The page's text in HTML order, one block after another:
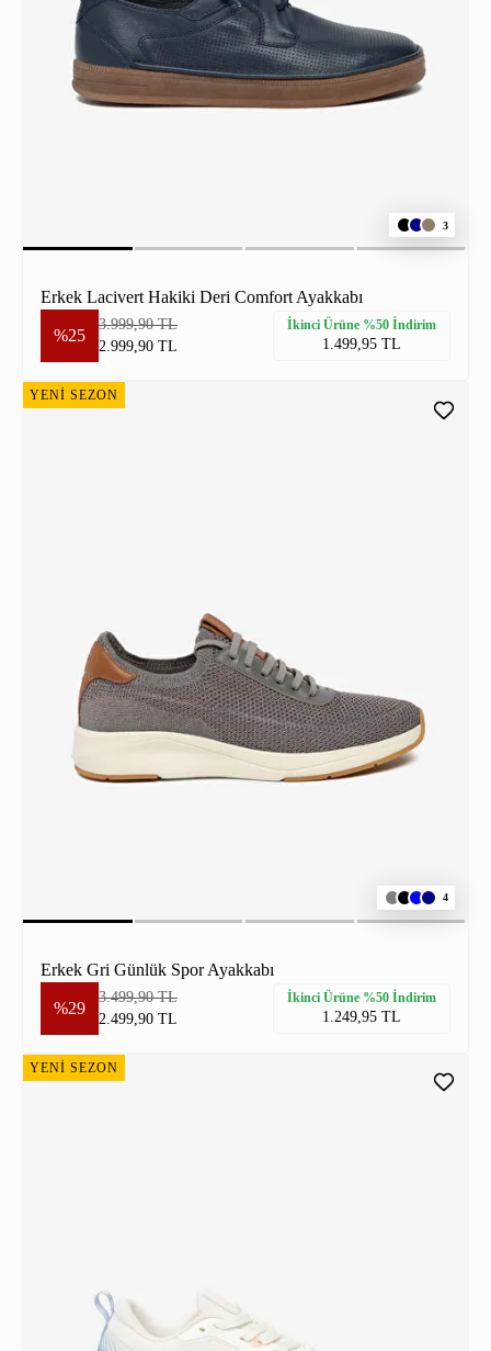
3
Erkek Lacivert Hakiki Deri Comfort Ayakkabı
%25
3.999,90 TL
2.999,90 TL
İkinci Ürüne %50 İndirim
1.499,95 TL
YENİ SEZON
4
Erkek Gri Günlük Spor Ayakkabı
%29
3.499,90 TL
2.499,90 TL
İkinci Ürüne %50 İndirim
1.249,95 TL
YENİ SEZON